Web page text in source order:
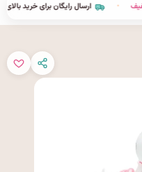
ارسال رایگان برای خرید بالای •